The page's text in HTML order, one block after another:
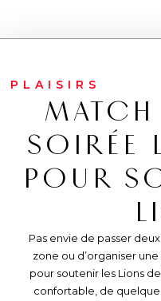
PLAISIRS
SOIRÉE
POUR
Pas envie de passer
zone ou d’organiser
pour soutenir les Lions
confortable, de